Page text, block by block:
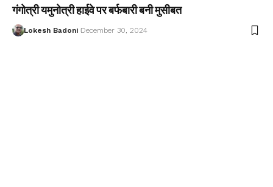
गंगोत्री यमुनोत्री हाईवे पर बर्फबारी बनी मुसीबत
Lokesh Badoni December 30, 2024